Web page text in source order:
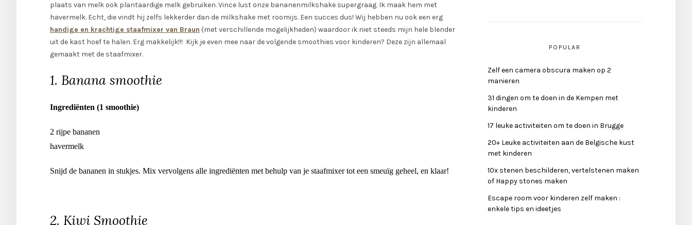
plaats van melk ook plantaardige melk gebruiken. Vince lust onze bananenmilkshake supergraag. Ik maak hem met
havermelk. Echt, die vindt hij zelfs lekkerder dan de milkshake met roomijs. Een succes dus! Wij hebben nu ook een erg
handige en krachtige staafmixer van Braun (met verschillende mogelijkheden) waardoor ik niet steeds mijn hele blender
uit de kast hoef te halen. Erg makkelijk!!! Kijk je even mee naar de volgende smoothies voor kinderen? Deze zijn allemaal
gemaakt met de staafmixer.
1. Banana smoothie
Ingrediënten (1 smoothie)
2 rijpe bananen
havermelk
Snijd de bananen in stukjes. Mix vervolgens alle ingrediënten met behulp van je staafmixer tot een smeuïg geheel, en klaar!
2. Kiwi Smoothie
POPULAR
Zelf een camera obscura maken op 2
manieren
31 dingen om te doen in de Kempen met
kinderen
17 leuke activiteiten om te doen in Brugge
20+ Leuke activiteiten aan de Belgische kust
met kinderen
10x stenen beschilderen, vertelstenen maken
of Happy stones maken
Escape room voor kinderen zelf maken :
enkele tips en ideetjes